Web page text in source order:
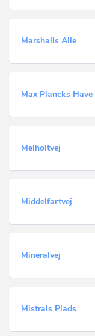
Marshalls Alle
Max Plancks Have
Melholtvej
Middelfartvej
Mineralvej
Mistrals Plads